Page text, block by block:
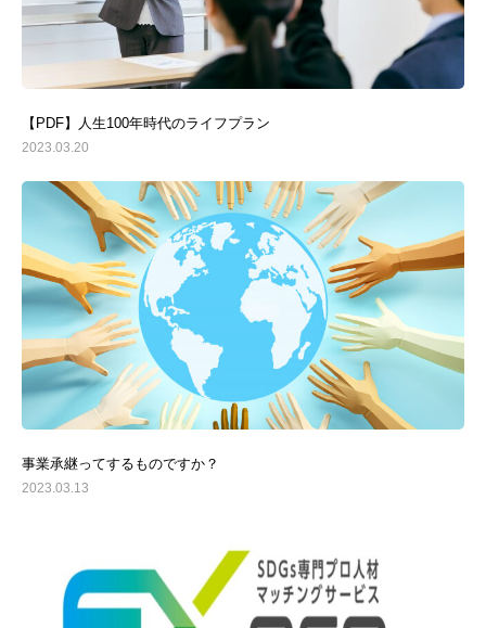
【PDF】人生100年時代のライフプラン
2023.03.20
事業承継ってするものですか？
2023.03.13